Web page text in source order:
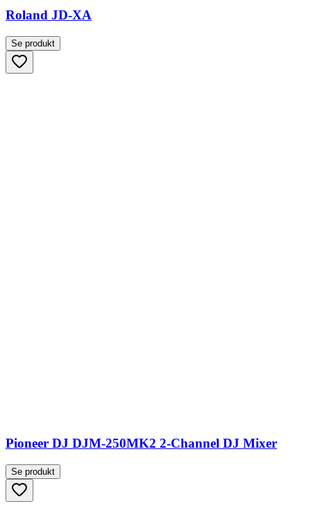
Roland JD-XA
Se produkt
Pioneer DJ DJM-250MK2 2-Channel DJ Mixer
Se produkt